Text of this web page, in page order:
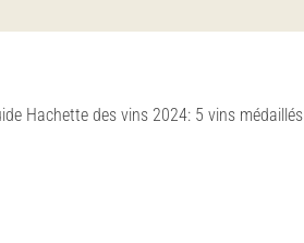
Hachette des vins 2024: 5 vins médaillés